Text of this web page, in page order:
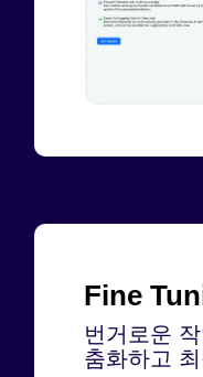
Fine
번거로운
춤화하고